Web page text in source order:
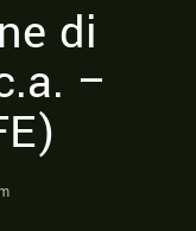
di
–